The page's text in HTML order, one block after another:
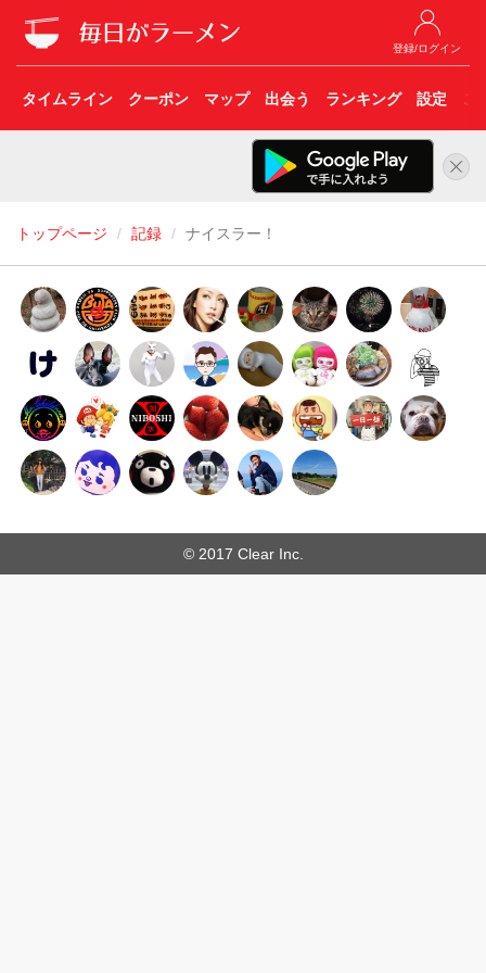
登録/ログイン
タイムライン クーポン マップ 出会う ランキング 設定 こ
トップページ 記録 ナイスラー！
© 2017 Clear Inc.